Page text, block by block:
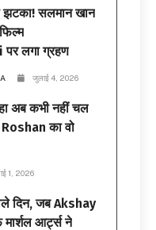
झटका! सलमान खान
लगा ग्रहण
जुलाई 4, 2026
अब कभी नहीं चल
का वो
1, 2026
दिन, जब Akshay
मार्शल आर्ट्स ने